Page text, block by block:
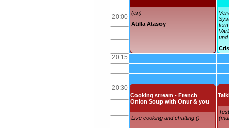
(en)
Atilla Atasoy
20:00
20:15
20:30
Cooking stream - French
Onion Soup with Onur & you
Live cooking and chatting ()